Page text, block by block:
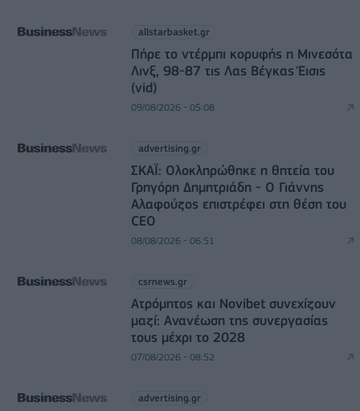
allstarbasket.gr
Πήρε το ντέρμπι κορυφής η Μινεσότα
Λινξ, 98-87 τις Λας Βέγκας Έισις
(vid)
09/08/2026 - 05:08
advertising.gr
ΣΚΑΪ: Ολοκληρώθηκε η θητεία του
Γρηγόρη Δημητριάδη - Ο Γιάννης
Αλαφούζος επιστρέφει στη θέση του
CEO
08/08/2026 - 06:51
csrnews.gr
Ατρόμητος και Novibet συνεχίζουν
μαζί: Ανανέωση της συνεργασίας
τους μέχρι το 2028
07/08/2026 - 08:52
advertising.gr